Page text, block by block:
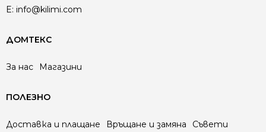
E: info@kilimi.com
ДОМТЕКС
За нас Магазини
ПОЛЕЗНО
Доставка и плащане Връщане и замяна Съвети